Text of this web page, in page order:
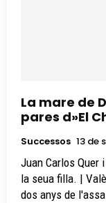
La mare de
pares d»El
Successos 13 de
Juan Carlos Quer
la seua filla. | València Diari
dos anys de